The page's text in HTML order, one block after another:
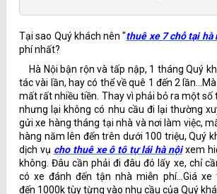
Tại sao Quý khách nên "thuê xe 7 chỗ tại hà
phí nhất?
Hà Nội bận rộn và tấp nập, 1 tháng Quý
tác vài lần, hay có thể về quê 1 đến 2
mất rất nhiều tiền. Thay vì phải bỏ ra một số
nhưng lại không có nhu cầu đi lại thường
gửi xe hàng tháng tại nhà và nơi làm việc,
hàng năm lên đến trên dưới 100 triệu, Quý
dịch vụ cho thuê xe ô tô tự lái hà nộixem
không. Đâu cần phải đi đâu đó lấy xe, chỉ
có xe đánh đến tận nhà miễn phí...Giá
đến 1000k tùy từng vào nhu cầu của Quý